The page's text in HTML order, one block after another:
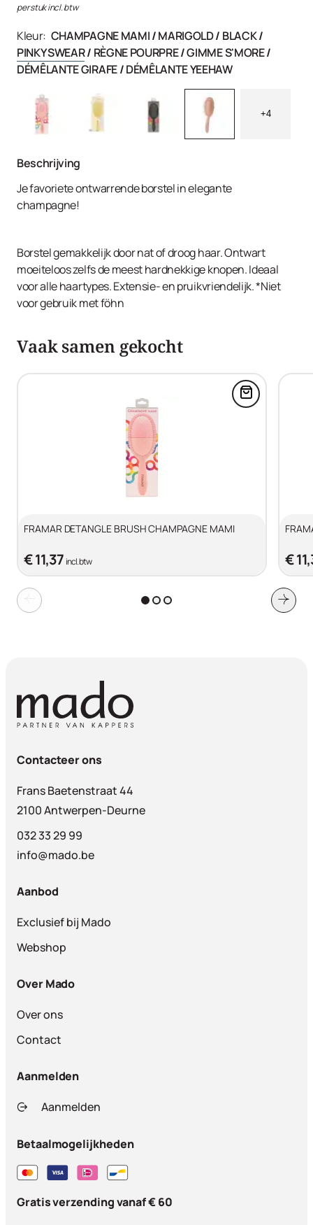
per stuk incl. btw
Kleur: CHAMPAGNE MAMI/MARIGOLD/ BLACK/
PINKY SWEAR/ RÈGNE POURPRE/GIMME S'MORE/
DÉMÊLANTE GIRAFE/DÉMÊLANTE YEEHAW
+4
Beschrijving
Je favoriete ontwarrende borstel in elegante
champagne!
Borstel gemakkelijk door nat of droog haar. Ontwart
moeiteloos zelfs de meest hardnekkige knopen. Ideaal
voor alle haartypes. Extensie- en pruikvriendelijk. *Niet
voor gebruik met föhn
Vaak samen gekocht
Voeg
FRAMAR DETANGLE BRUSH CHAMPAGNE MAMI
€ 11,37 incl. btw €
Contacteer ons
Frans Baetenstraat 44
2100 Antwerpen-Deurne
032 33 29 99
info@mado.be
Aanbod
Exclusief bij Mado
Webshop
Over Mado
Over ons
Contact
Aanmelden
Aanmelden
Betaalmogelijkheden
Gratis verzending vanaf € 60